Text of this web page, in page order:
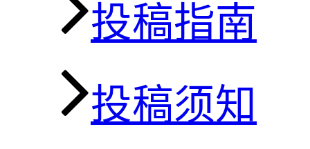
投稿指南
投稿须知